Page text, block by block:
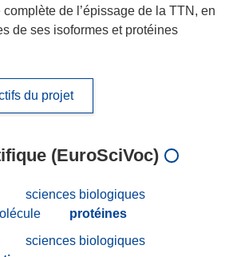
complète de l’épissage de la TTN, en
de ses isoformes et protéines
du projet
(EuroSciVoc)
sciences biologiques
protéines
sciences biologiques